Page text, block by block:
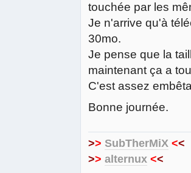
touchée par les
Je n'arrive qu'à
30mo.
Je pense que la
maintenant ça a
C'est assez
Bonne journée.
>> SubTherMiX <<
>> alternux <<